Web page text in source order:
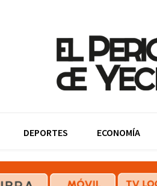
DEPORTES ECONOMÍA